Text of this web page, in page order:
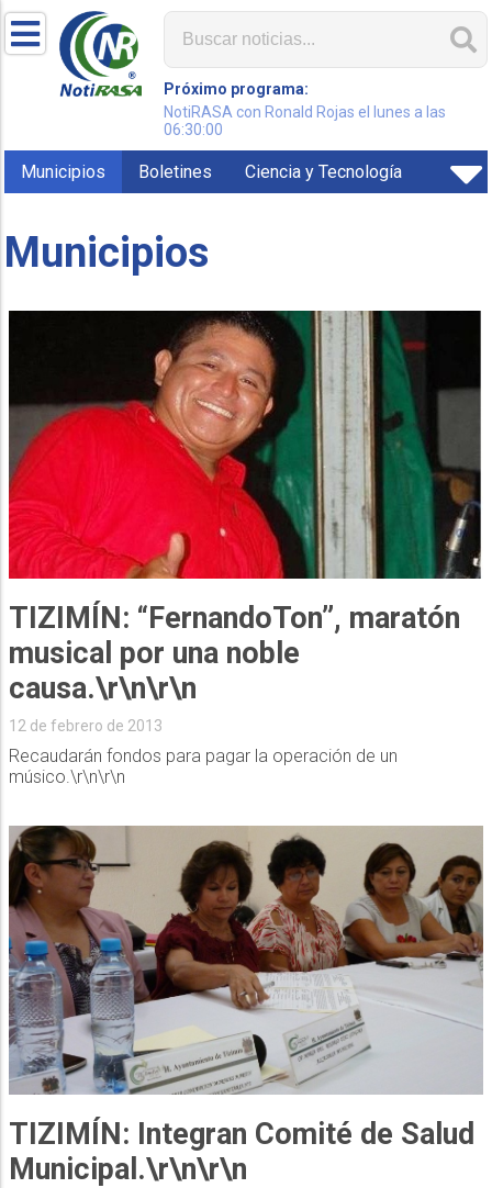
Próximo programa:
NotiRASA con Ronald Rojas el lunes a las
06:30:00
Municipios Boletines Ciencia y Tecnología
Municipios
TIZIMÍN: “FernandoTon”, maratón
musical por una noble
causa.\r\n\r\n
12 de febrero de 2013
Recaudarán fondos para pagar la operación de un
músico.\r\n\r\n
TIZIMÍN: Integran Comité de Salud
Municipal.\r\n\r\n